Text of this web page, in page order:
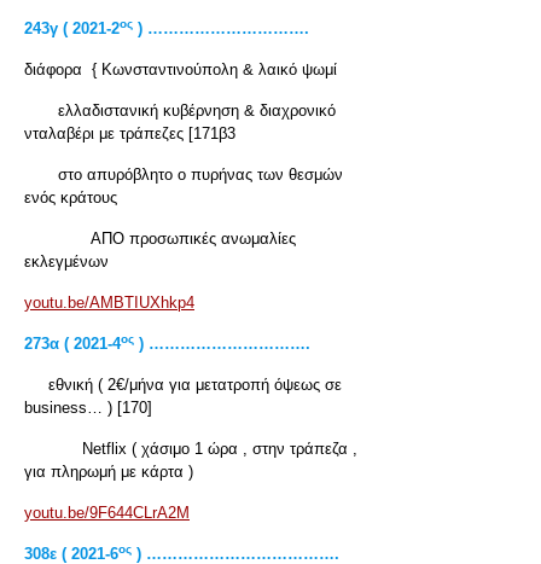
243γ ( 2021-2ος ) ………………………….
διάφορα { Κωνσταντινούπολη & λαικό ψωμί
ελλαδιστανική κυβέρνηση & διαχρονικό
νταλαβέρι με τράπεζες [171β3
στο απυρόβλητο ο πυρήνας των θεσμών
ενός κράτους
ΑΠΟ προσωπικές ανωμαλίες
εκλεγμένων
youtu.be/AMBTIUXhkp4
273α ( 2021-4ος ) ………………………….
εθνική ( 2€/μήνα για μετατροπή όψεως σε
business… ) [170]
Netflix ( χάσιμο 1 ώρα , στην τράπεζα ,
για πληρωμή με κάρτα )
youtu.be/9F644CLrA2M
308ε ( 2021-6ος ) ……………………………….